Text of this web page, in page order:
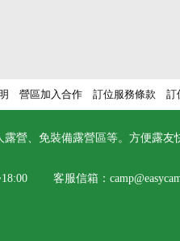
營區加入合作 訂位服務條款 訂
營、免裝備露營區等。方便露
客服信箱：